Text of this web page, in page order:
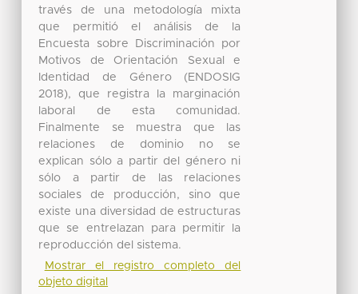
través de una metodología mixta
que permitió el análisis de la
Encuesta sobre Discriminación por
Motivos de Orientación Sexual e
Identidad de Género (ENDOSIG
2018), que registra la marginación
laboral de esta comunidad.
Finalmente se muestra que las
relaciones de dominio no se
explican sólo a partir del género ni
sólo a partir de las relaciones
sociales de producción, sino que
existe una diversidad de estructuras
que se entrelazan para permitir la
reproducción del sistema.
Mostrar el registro completo del
objeto digital